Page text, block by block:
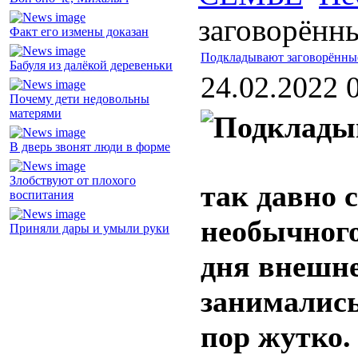
Факт его измены доказан
Бабуля из далёкой деревеньки
Почему дети недовольны
матерями
В дверь звонят люди в форме
Злобствуют от плохого
воспитания
Приняли дары и умыли руки
Подкладывают
24.02.2022
так давно
дня
пор жутко.